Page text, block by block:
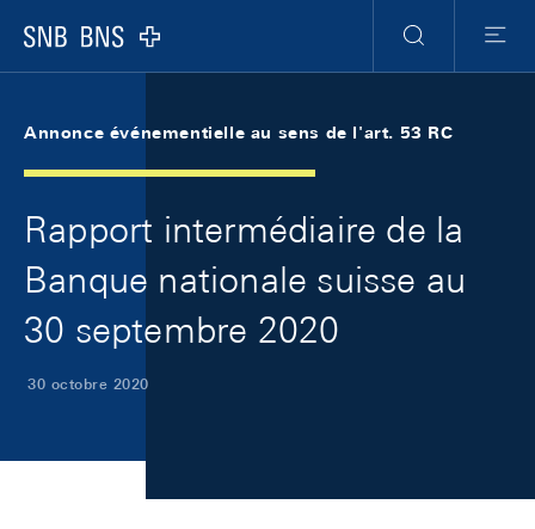
Logo
RechercheMenu
Annonce événementielle au sens de l'art. 53 RC
Rapport intermédiaire de la
Banque nationale suisse au
30 septembre 2020
30 octobre 2020